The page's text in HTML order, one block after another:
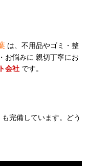
は、不用品やゴミ・整
お悩みに 親切丁寧にお
会社 です。
も完備しています。どう